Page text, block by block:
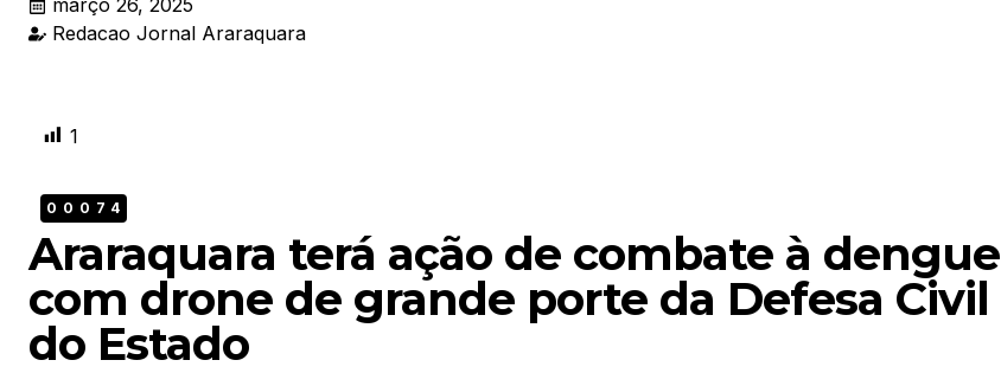
março 26, 2025
Redacao Jornal Araraquara
1
00074
Araraquara terá ação de combate à dengue
com drone de grande porte da Defesa Civil
do Estado